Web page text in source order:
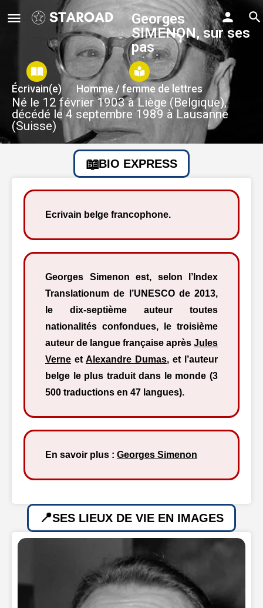
Georges
SIMENON, sur ses
pas
Écrivain(e) Homme / femme de lettres
Né le 12 février 1903 à Liège (Belgique),
décédé le 4 septembre 1989 à Lausanne
(Suisse)
BIO EXPRESS
Ecrivain belge francophone.
Georges Simenon est, selon l’Index
Translationum de l’UNESCO de 2013,
le dix-septième auteur toutes
nationalités confondues, le troisième
auteur de langue française après Jules
Verne et Alexandre Dumas, et l’auteur
belge le plus traduit dans le monde (3
500 traductions en 47 langues).
En savoir plus : Georges Simenon
SES LIEUX DE VIE EN IMAGES